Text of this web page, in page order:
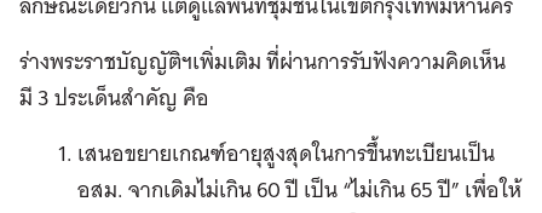
ร่างพระราชบัญญัติฯเพิ่มเติม ที่ผ่านการรับฟังความคิดเห็น
มี 3 ประเด็นสำคัญ คือ
เสนอขยายเกณฑ์อายุสูงสุดในการขึ้นทะเบียนเป็น
อสม. จากเดิมไม่เกิน 60 ปี เป็น “ไม่เกิน 65 ปี” เพื่อให้